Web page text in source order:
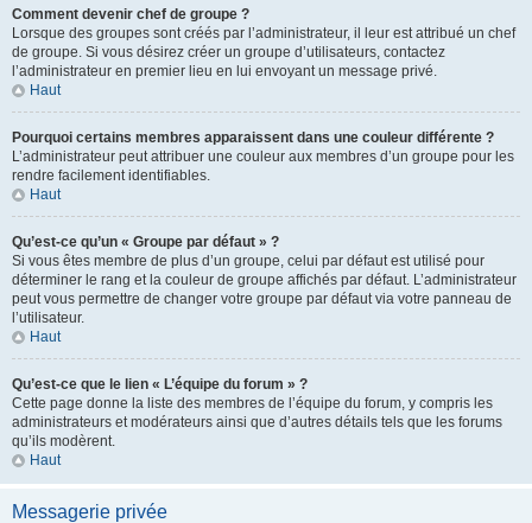
Comment devenir chef de groupe ?
Lorsque des groupes sont créés par l’administrateur, il leur est attribué un chef
de groupe. Si vous désirez créer un groupe d’utilisateurs, contactez
l’administrateur en premier lieu en lui envoyant un message privé.
Haut
Pourquoi certains membres apparaissent dans une couleur différente ?
L’administrateur peut attribuer une couleur aux membres d’un groupe pour les
rendre facilement identifiables.
Haut
Qu’est-ce qu’un « Groupe par défaut » ?
Si vous êtes membre de plus d’un groupe, celui par défaut est utilisé pour
déterminer le rang et la couleur de groupe affichés par défaut. L’administrateur
peut vous permettre de changer votre groupe par défaut via votre panneau de
l’utilisateur.
Haut
Qu’est-ce que le lien « L’équipe du forum » ?
Cette page donne la liste des membres de l’équipe du forum, y compris les
administrateurs et modérateurs ainsi que d’autres détails tels que les forums
qu’ils modèrent.
Haut
Messagerie privée